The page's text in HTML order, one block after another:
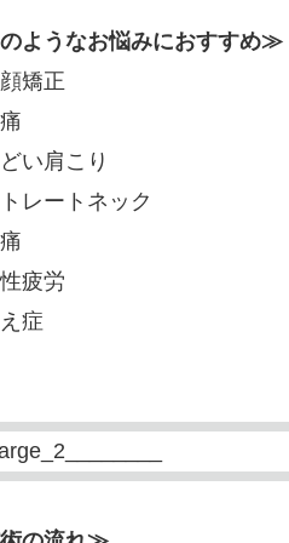
ようなお悩みにおすすめ≫
矯正
い肩こり
レートネック
疲労
症